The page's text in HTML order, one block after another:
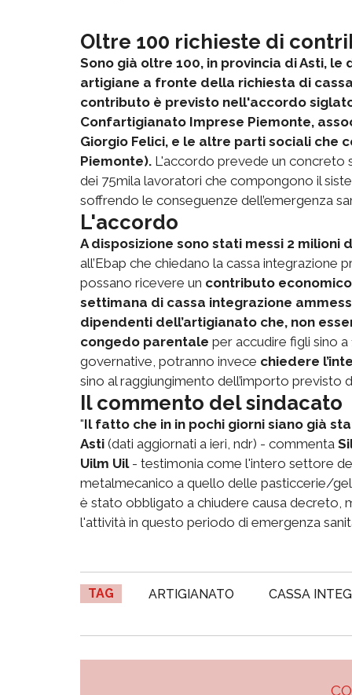
Oltre 100 richieste di
Sono già oltre 100, in provincia di Asti,
artigiane a fronte della richiesta di
contributo è previsto nell'accordo
Confartigianato Imprese Piemonte,
Giorgio Felici, e le altre parti sociali che
Piemonte). L'accordo prevede un concreto
dei 75mila lavoratori che compongono il
soffrendo le conseguenze dell’emergenza
L'accordo
A disposizione sono stati messi 2 milioni
all’Ebap che chiedano la cassa integrazione
possano ricevere un contributo
settimana di cassa integrazione
dipendenti dell’artigianato che, non
congedo parentale per accudire figli sino
governative, potranno invece chiedere
sino al raggiungimento dell’importo previsto
Il commento del sindacato
"Il fatto che in in pochi giorni siano già
Asti (dati aggiornati a ieri, ndr) - commenta
Uilm Uil- testimonia come l'intero settore
metalmecanico a quello delle pasticcerie/
è stato obbligato a chiudere causa decreto,
l'attività in questo periodo di emergenza
TAG ARTIGIANATO CASSA